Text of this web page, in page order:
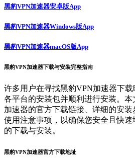
黑豹VPN加速器安卓版App
黑豹VPN加速器Windows版App
黑豹VPN加速器macOS版App
黑豹VPN加速器下载与安装完整指南
许多用户在寻找黑豹VPN加速器下
各平台的安装包并顺利进行安装。
加速器的官方下载链接、详细的安
使用注意事项，以确保您安全且快
的下载与安装。
黑豹VPN加速器官方下载地址